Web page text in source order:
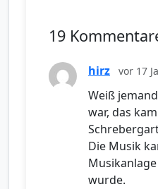
19
hirz vor 17
Weiß
war, das
Die Musik
wurde.